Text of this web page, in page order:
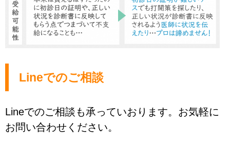
Lineでのご相談
Lineでのご相談も承っていおります。お気軽に
お問い合わせください。